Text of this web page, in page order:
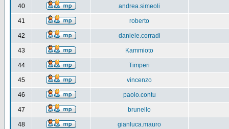
40 andrea.simeoli
41 roberto
42 daniele.corradi
43 Kammioto
44 Timperi
45 vincenzo
46 paolo.contu
47 brunello
48 gianluca.mauro